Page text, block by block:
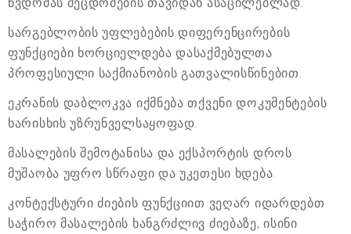
წვდომას შეცდომების თავიდან ასაცილებლად.
სარგებლობის უფლებების დიფერენცირების
ფუნქციები ხორციელდება დასაქმებულთა
პროფესიული საქმიანობის გათვალისწინებით.
ეკრანის დაბლოკვა იქმნება თქვენი დოკუმენტების
ხარისხის უზრუნველსაყოფად.
მასალების შემოტანისა და ექსპორტის დროს
მუშაობა უფრო სწრაფი და უკეთესი ხდება.
კონტექსტური ძიების ფუნქციით ვეღარ იდარდებთ
საჭირო მასალების ხანგრძლივ ძიებაზე, ისინი